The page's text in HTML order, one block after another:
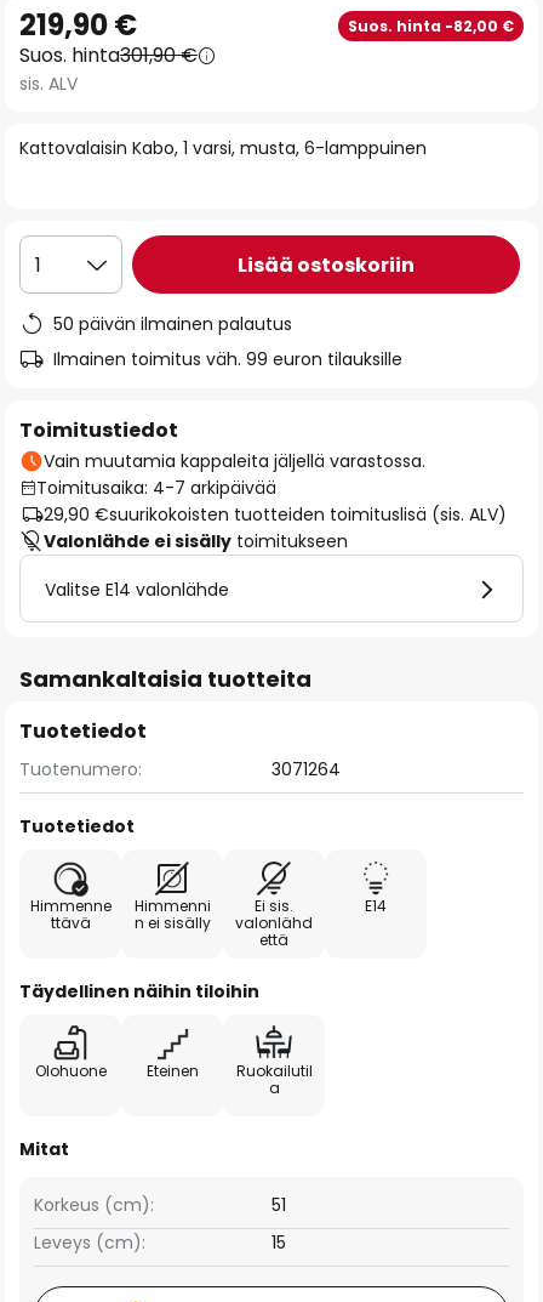
to
the
beginning
the
Kattovalaisin Kabo, 1 varsi, musta, 6-lamppuinen
219,90 € Suos. hinta -82,00 €
Suos. hinta301,90 €
sis. ALV
1 Lisää ostoskoriin
50 päivän ilmainen palautus
Ilmainen toimitus väh. 99 euron tilauksille
Toimitustiedot
Vain muutamia kappaleita jäljellä varastossa.
Toimitusaika: 4-7 arkipäivää
29,90 €suurikokoisten tuotteiden toimituslisä (sis. ALV)
Valonlähde ei sisälly toimitukseen
Valitse E14 valonlähde
Samankaltaisia tuotteita
Tuotetiedot
Tuotenumero: 3071264
Tuotetiedot
Himmenne
ttävä
Himmenni
n ei sisälly
Ei sis.
valonlähd
että
E14
Täydellinen näihin tiloihin
Olohuone Eteinen
Ruokailutil
a
Mitat
Leveys (cm): 15
Korkeus (cm): 51